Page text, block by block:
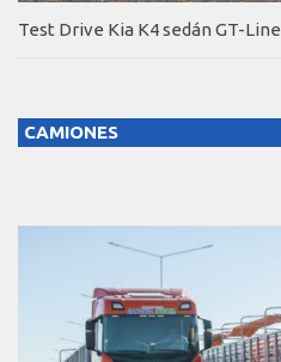
Test Drive Kia K4 sedán GT-Line
CAMIONES